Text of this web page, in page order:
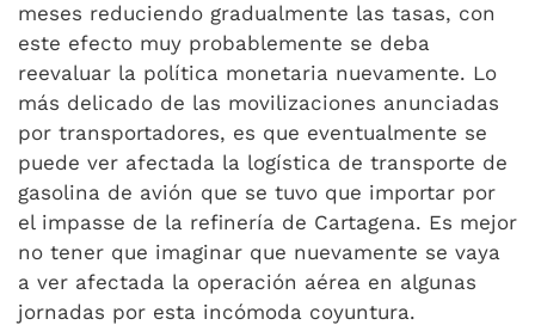
meses reduciendo gradualmente las tasas, con
este efecto muy probablemente se deba
reevaluar la política monetaria nuevamente. Lo
más delicado de las movilizaciones anunciadas
por transportadores, es que eventualmente se
puede ver afectada la logística de transporte de
gasolina de avión que se tuvo que importar por
el impasse de la refinería de Cartagena. Es mejor
no tener que imaginar que nuevamente se vaya
a ver afectada la operación aérea en algunas
jornadas por esta incómoda coyuntura.